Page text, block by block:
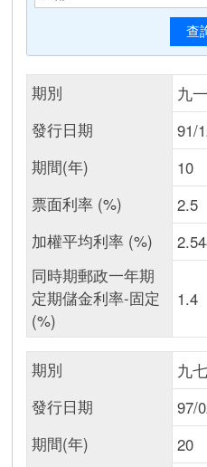
期別
九
發行日期
91/
期間(年)
10
票面利率 (%)
2.5
加權平均利率 (%)
同時期郵政一年期
定期儲金利率-固定
(%)
1.4
期別
九
發行日期
97/
期間(年)
20